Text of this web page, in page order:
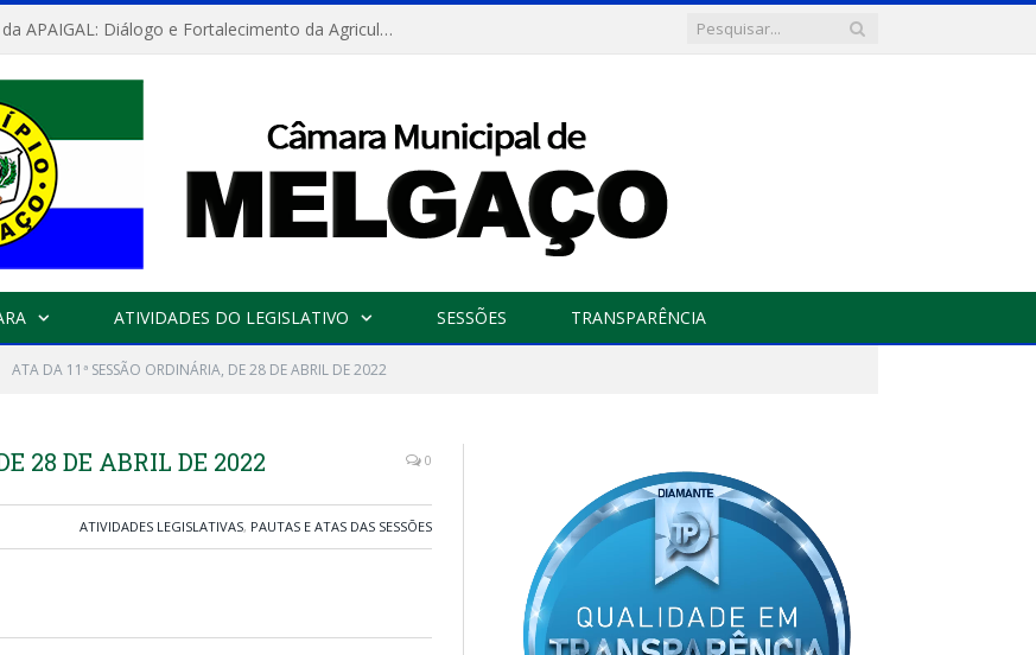
Convite: Encontro da APAIGAL: Diálogo e Fortalecimento da Agricultura Familiar
ATIVIDADES DO LEGISLATIVO SESSÕES TRANSPARÊNCIA
ATA DA 11ª SESSÃO ORDINÁRIA, DE 28 DE ABRIL DE 2022
28 DE ABRIL DE 2022 0
ATIVIDADES LEGISLATIVAS, PAUTAS E ATAS DAS SESSÕES